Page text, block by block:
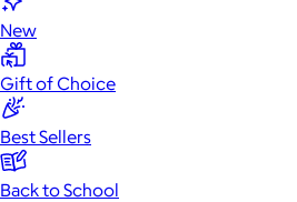
New
Gift of Choice
Best Sellers
Back to School